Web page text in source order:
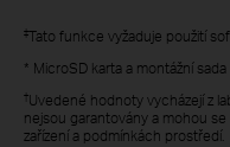
‡Tato funkce vyžaduje použití
* MicroSD karta a montážní
†Uvedené hodnoty vycházejí z
nejsou garantovány a mohou
zařízení a podmínkách prostředí.